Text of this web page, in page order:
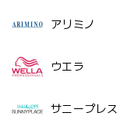
アリミノ
ウエラ
サニープレス